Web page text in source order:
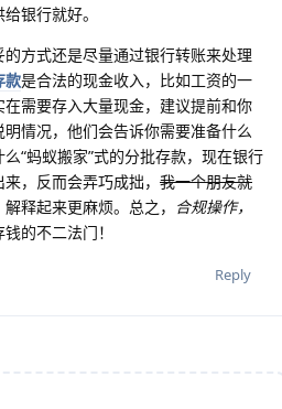
银行就好。
方式还是尽量通过银行转账来处理
款是合法的现金收入，比如工资的一
需要存入大量现金，建议提前和你
情况，他们会告诉你需要准备什么
“蚂蚁搬家”式的分批存款，现在银行
，反而会弄巧成拙， 我一个朋友就
解释起来更麻烦。总之， 合规操作，
的不二法门！
Reply